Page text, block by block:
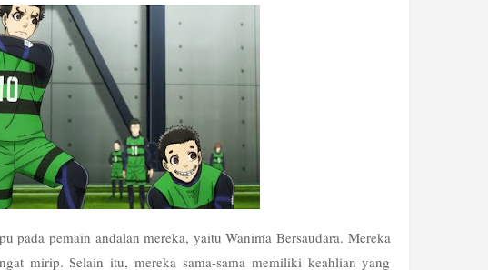
pada pemain andalan mereka, yaitu Wanima Bersaudara. Mereka
mirip. Selain itu, mereka sama-sama memiliki keahlian yang